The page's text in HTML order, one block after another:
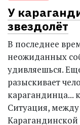
У
звездолёт
В последнее
неожиданных
удивляешься.
разыскивает
карагандинца...
Ситуация,
Карагандинской